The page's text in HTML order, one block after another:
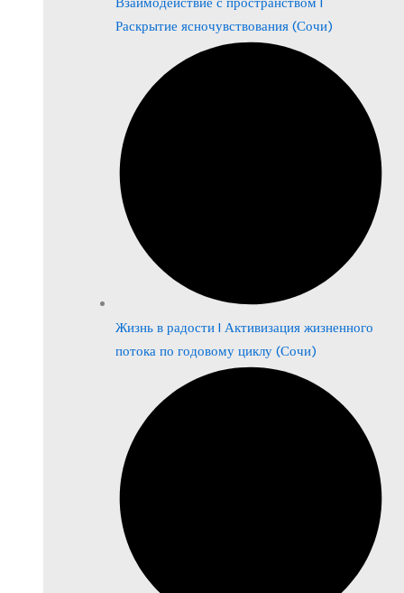
Раскрытие ясночувствования (Сочи)
Жизнь в радости | Активизация жизненного
потока по годовому циклу (Сочи)